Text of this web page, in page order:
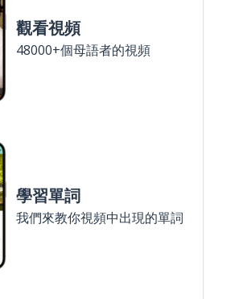
觀看視頻
48000+個母語者的視頻
學習單詞
我們來教你視頻中出現的單詞